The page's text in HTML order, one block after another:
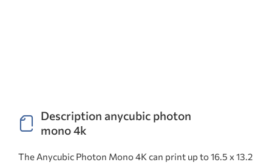
Description anycubic photon
mono 4k
The Anycubic Photon Mono 4K can print up to 16.5 x 13.2